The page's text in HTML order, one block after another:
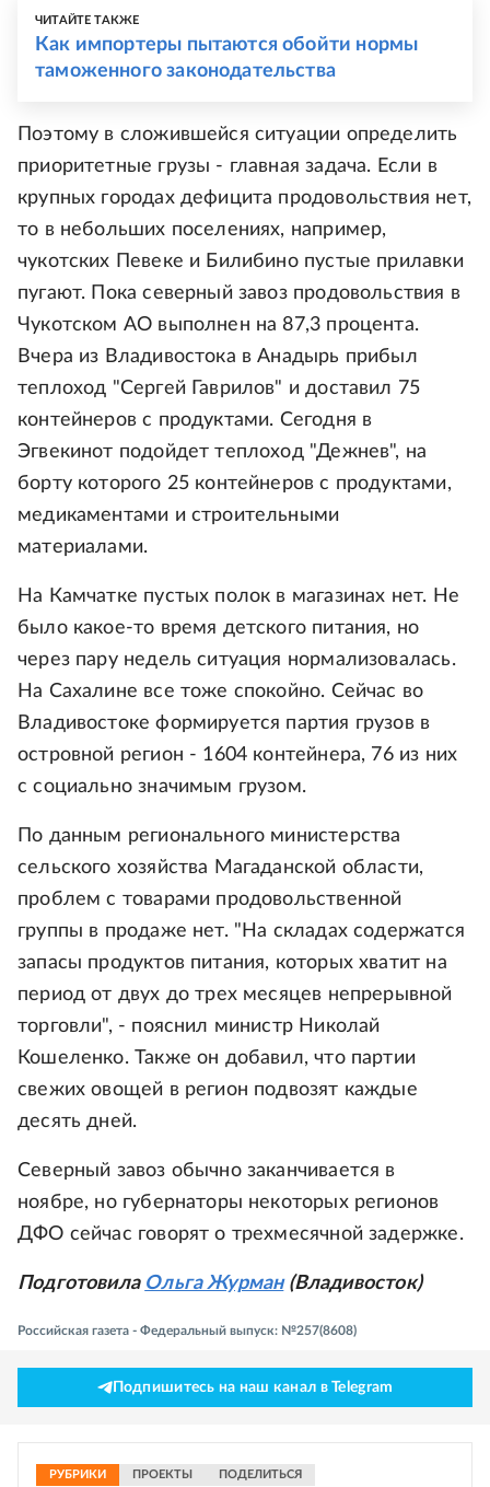
ЧИТАЙТЕ ТАКЖЕ
Как импортеры пытаются обойти нормы
таможенного законодательства
Поэтому в сложившейся ситуации определить
приоритетные грузы - главная задача. Если в
крупных городах дефицита продовольствия нет,
то в небольших поселениях, например,
чукотских Певеке и Билибино пустые прилавки
пугают. Пока северный завоз продовольствия в
Чукотском АО выполнен на 87,3 процента.
Вчера из Владивостока в Анадырь прибыл
теплоход "Сергей Гаврилов" и доставил 75
контейнеров с продуктами. Сегодня в
Эгвекинот подойдет теплоход "Дежнев", на
борту которого 25 контейнеров с продуктами,
медикаментами и строительными
материалами.
На Камчатке пустых полок в магазинах нет. Не
было какое-то время детского питания, но
через пару недель ситуация нормализовалась.
На Сахалине все тоже спокойно. Сейчас во
Владивостоке формируется партия грузов в
островной регион - 1604 контейнера, 76 из них
с социально значимым грузом.
По данным регионального министерства
сельского хозяйства Магаданской области,
проблем с товарами продовольственной
группы в продаже нет. "На складах содержатся
запасы продуктов питания, которых хватит на
период от двух до трех месяцев непрерывной
торговли", - пояснил министр Николай
Кошеленко. Также он добавил, что партии
свежих овощей в регион подвозят каждые
десять дней.
Северный завоз обычно заканчивается в
ноябре, но губернаторы некоторых регионов
ДФО сейчас говорят о трехмесячной задержке.
Подготовила Ольга Журман(Владивосток)
Российская газета - Федеральный выпуск: №257(8608)
Подпишитесь на наш канал в Telegram
РУБРИКИ ПРОЕКТЫ ПОДЕЛИТЬСЯ